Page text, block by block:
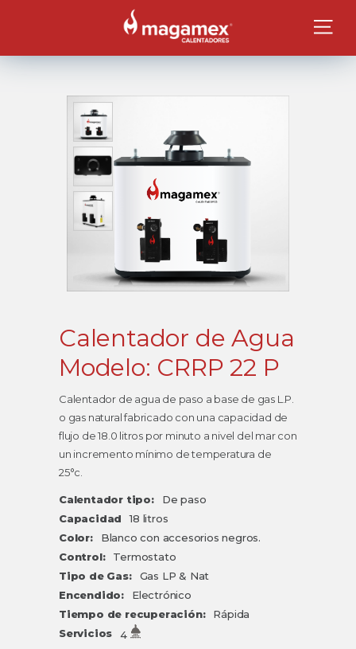
Calentador de Agua
Modelo: CRRP 22 P
Calentador de agua de paso a base de gas L.P.
o gas natural fabricado con una capacidad de
flujo de 18.0 litros por minuto a nivel del mar con
un incremento mínimo de temperatura de
25°c.
Calentador tipo:
De paso
Capacidad
18 litros
Color:
Blanco con accesorios negros.
Control:
Termostato
Tipo de Gas:
Gas LP & Nat
Encendido:
Electrónico
Tiempo de recuperación:
Rápida
Servicios
4